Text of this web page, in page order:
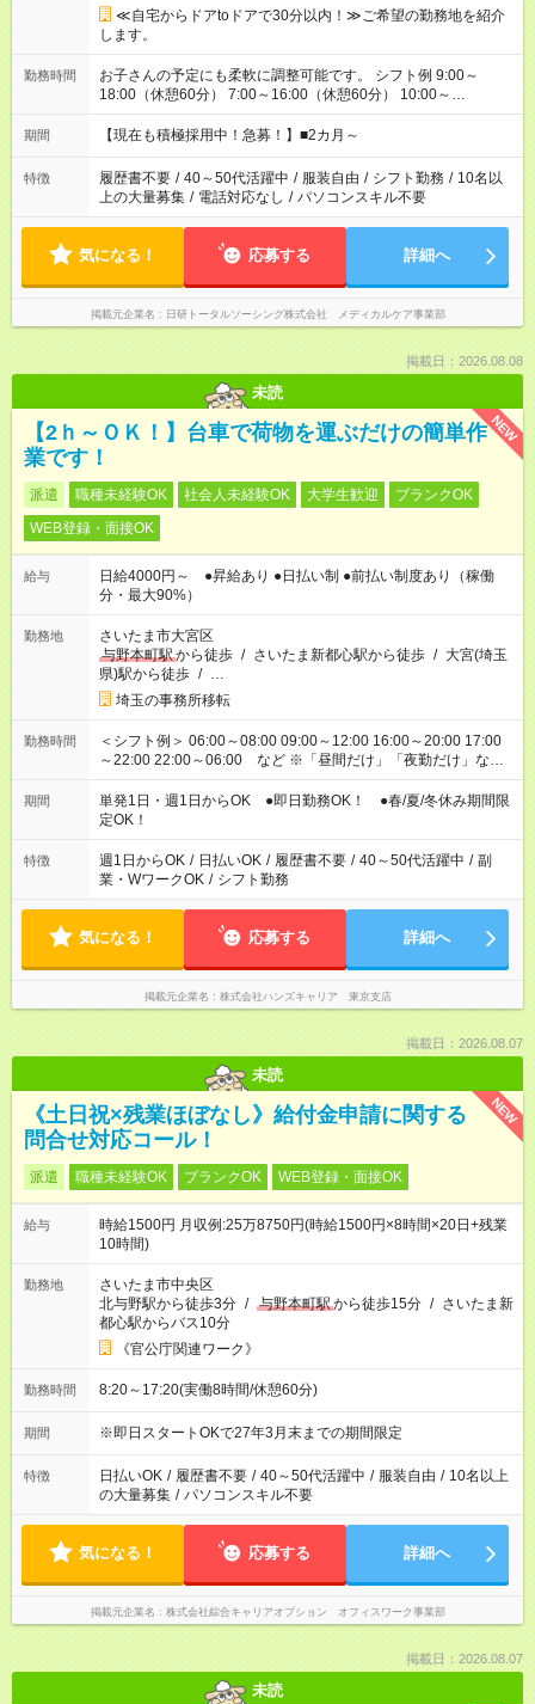
≪自宅からドアtoドアで30分以内！≫ご希望の勤務地を紹介
します。
勤務時間
お子さんの予定にも柔軟に調整可能です。 シフト例 9:00～
18:00（休憩60分） 7:00～16:00（休憩60分） 10:00～
19:00（休憩60分） ※Wワーク希望の方へ 今ご覧のお仕事で希
望する勤務時間と、もう1つのお仕事の勤務時間の合計が 週40
期間 【現在も積極採用中！急募！】■2カ月～
特徴 履歴書不要 / 40～50代活躍中 / 服装自由 / シフト勤務 / 10名以
上の大量募集 / 電話対応なし / パソコンスキル不要
気になる！ 応募する 詳細へ
掲載元企業名 日研トータルソーシング株式会社 メディカルケア事業部
掲載日：2026.08.08
未読
NEW
【2ｈ～ＯＫ！】台車で荷物を運ぶだけの簡単作
業です！
派遣 職種未経験OK 社会人未経験OK 大学生歓迎
ブランクOK
WEB登録・面接OK
給与
日給4000円～ ●昇給あり ●日払い制 ●前払い制度あり（稼働
分・最大90%）
勤務地
さいたま市大宮区
与野本町駅から徒歩 / さいたま新都心駅から徒歩 / 大宮(埼玉
県)駅から徒歩 / …
埼玉の事務所移転
勤務時間
＜シフト例＞ 06:00～08:00 09:00～12:00 16:00～20:00 17:00
～22:00 22:00～06:00 など ※「昼間だけ」「夜勤だけ」など
の希望OK
期間
単発1日・週1日からOK ●即日勤務OK！ ●春/夏/冬休み期間限
定OK！
特徴 週1日からOK / 日払いOK / 履歴書不要 / 40～50代活躍中 / 副
業・WワークOK / シフト勤務
気になる！ 応募する 詳細へ
掲載元企業名 株式会社ハンズキャリア 東京支店
掲載日：2026.08.07
未読
NEW
《土日祝×残業ほぼなし》給付金申請に関する
問合せ対応コール！
派遣 職種未経験OK ブランクOK WEB登録・面接OK
給与
時給1500円 月収例:25万8750円(時給1500円×8時間×20日+残業
10時間)
勤務地
さいたま市中央区
北与野駅から徒歩3分 / 与野本町駅から徒歩15分 / さいたま新
都心駅からバス10分
《官公庁関連ワーク》
勤務時間 8:20～17:20(実働8時間/休憩60分)
期間 ※即日スタートOKで27年3月末までの期間限定
特徴 日払いOK / 履歴書不要 / 40～50代活躍中 / 服装自由 / 10名以上
の大量募集 / パソコンスキル不要
気になる！ 応募する 詳細へ
掲載元企業名 株式会社綜合キャリアオプション オフィスワーク事業部
掲載日：2026.08.07
未読